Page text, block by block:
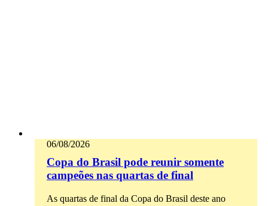
06/08/2026
Copa do Brasil pode reunir somente
campeões nas quartas de final
As quartas de final da Copa do Brasil deste ano